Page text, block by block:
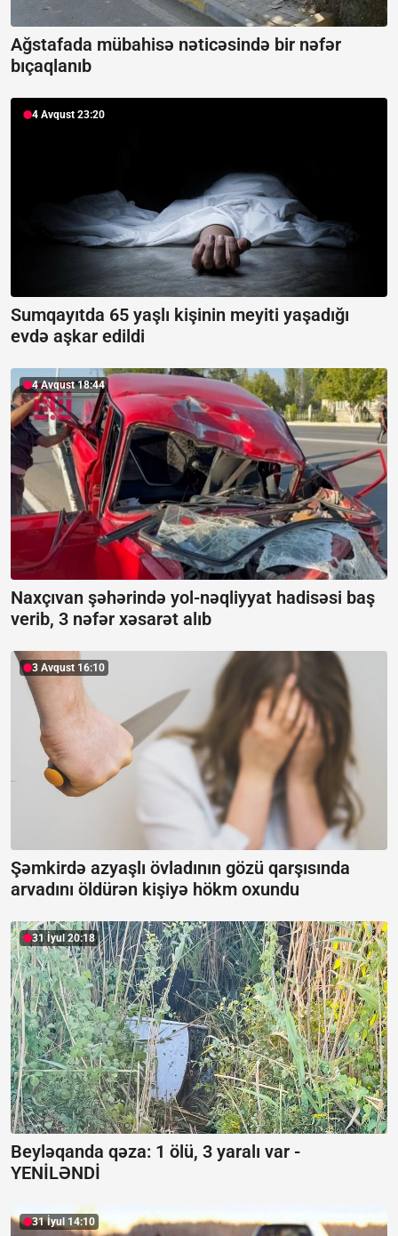
Ağstafada mübahisə nəticəsində bir nəfər
bıçaqlanıb
4 Avqust 23:20
Sumqayıtda 65 yaşlı kişinin meyiti yaşadığı
evdə aşkar edildi
4 Avqust 18:44
Naxçıvan şəhərində yol-nəqliyyat hadisəsi baş
verib, 3 nəfər xəsarət alıb
3 Avqust 16:10
Şəmkirdə azyaşlı övladının gözü qarşısında
arvadını öldürən kişiyə hökm oxundu
31 İyul 20:18
Beyləqanda qəza: 1 ölü, 3 yaralı var -
YENİLƏNDİ
31 İyul 14:10